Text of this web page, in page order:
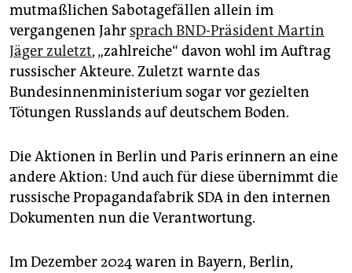
mutmaßlichen Sabotagefällen allein im
vergangenen Jahr sprach BND-Präsident Martin
Jäger zuletzt, „zahlreiche“ davon wohl im Auftrag
russischer Akteure. Zuletzt warnte das
Bundesinnenministerium sogar vor gezielten
Tötungen Russlands auf deutschem Boden.
Die Aktionen in Berlin und Paris erinnern an eine
andere Aktion: Und auch für diese übernimmt die
russische Propagandafabrik SDA in den internen
Dokumenten nun die Verantwortung.
Im Dezember 2024 waren in Bayern, Berlin,